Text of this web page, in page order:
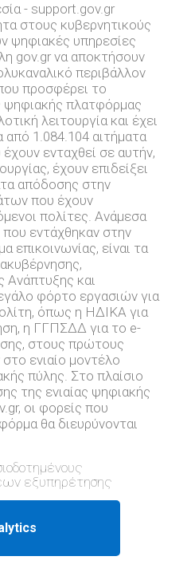
- support.gov.gr
στους κυβερνητικούς
ψηφιακές υπηρεσίες
gov.gr να αποκτήσουν
περιβάλλον
προσφέρει το
ψηφιακής πλατφόρμας
λειτουργία και έχει
από 1.084.104 αιτήματα
ενταχθεί σε αυτήν,
έχουν επιδείξει
απόδοσης στην
που έχουν
πολίτες. Ανάμεσα
εντάχθηκαν στην
επικοινωνίας, είναι τα
Ανάπτυξης και
φόρτο εργασιών για
όπως η ΗΔΙΚΑ για
η ΓΓΠΣΔΔ για το e-
στους πρώτους
ενιαίο μοντέλο
πύλης. Στο πλαίσιο
της ενιαίας ψηφιακής
oι φορείς που
θα διευρύνονται
εξυπηρέτησης